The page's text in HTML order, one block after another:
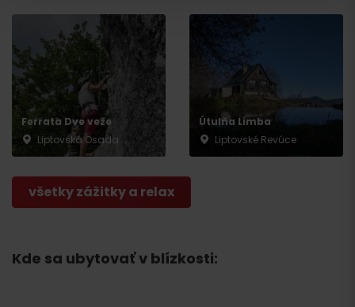
Ferrata Dve veže
Liptovská Osada
Útulňa Limba
Liptovské Revúce
všetky zážitky a relax
Kde sa ubytovať v blízkosti:
Odchod